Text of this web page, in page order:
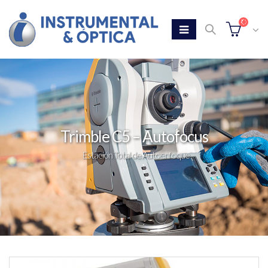
Trimble C5 – Autofocus
Estación Total de Autoenfoque
Home Tienda Trimble C5 – Autofocus